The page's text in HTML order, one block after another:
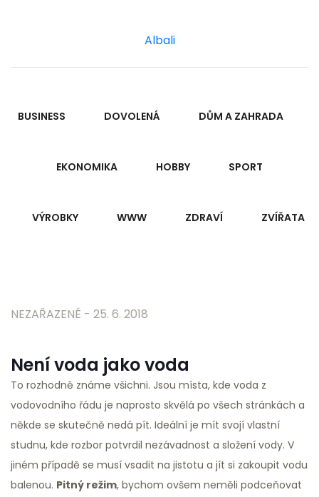
Albali
BUSINESS DOVOLENÁ DŮM A ZAHRADA
EKONOMIKA HOBBY SPORT
VÝROBKY WWW ZDRAVÍ ZVÍŘATA
NEZAŘAZENÉ - 25. 6. 2018
Není voda jako voda
To rozhodně známe všichni. Jsou místa, kde voda z
vodovodního řádu je naprosto skvělá po všech stránkách a
někde se skutečně nedá pít. Ideální je mít svojí vlastní
studnu, kde rozbor potvrdil nezávadnost a složení vody. V
jiném případě se musí vsadit na jistotu a jít si zakoupit vodu
balenou. Pitný režim, bychom ovšem neměli podceňovat